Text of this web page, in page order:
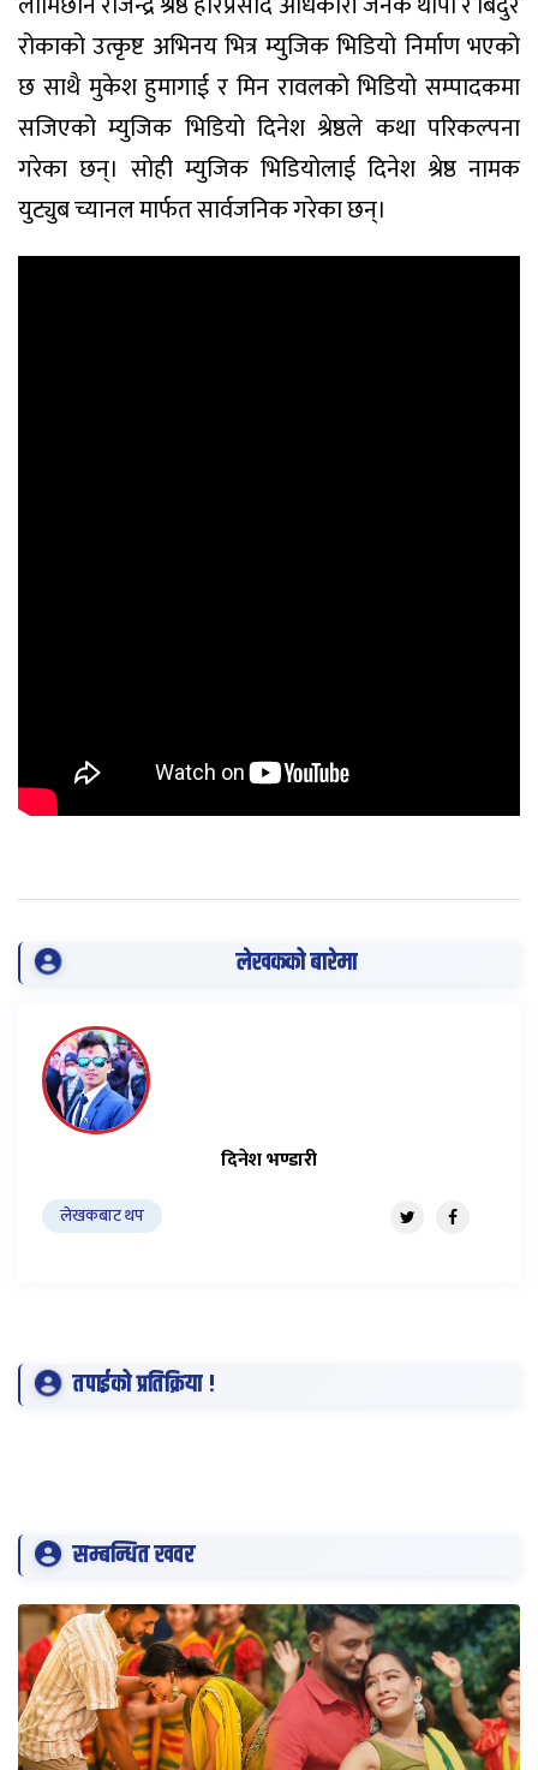
रोकाको उत्कृष्ट अभिनय भित्र म्युजिक भिडियो निर्माण भएको
छ साथै मुकेश हुमागाई र मिन रावलको भिडियो सम्पादकमा
सजिएको म्युजिक भिडियो दिनेश श्रेष्ठले कथा परिकल्पना
गरेका छन्। सोही म्युजिक भिडियोलाई दिनेश श्रेष्ठ नामक
युट्युब च्यानल मार्फत सार्वजनिक गरेका छन्।
लेखकको बारेमा
दिनेश भण्डारी
लेखकबाट थप
तपाईको प्रतिक्रिया !
सम्बन्धित खवर